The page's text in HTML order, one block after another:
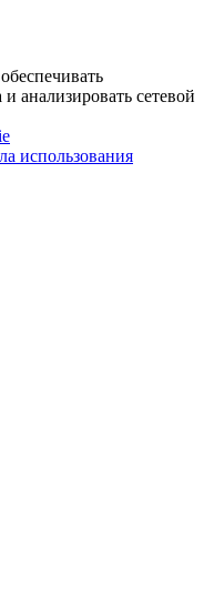
анализировать сетевой
использования